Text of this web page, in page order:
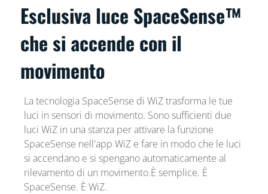
Esclusiva luce SpaceSense™
che si accende con il
movimento
La tecnologia SpaceSense di WiZ trasforma le tue
luci in sensori di movimento. Sono sufficienti due
luci WiZ in una stanza per attivare la funzione
SpaceSense nell'app WiZ e fare in modo che le luci
si accendano e si spengano automaticamente al
rilevamento di un movimento.È semplice. È
SpaceSense. È WiZ.